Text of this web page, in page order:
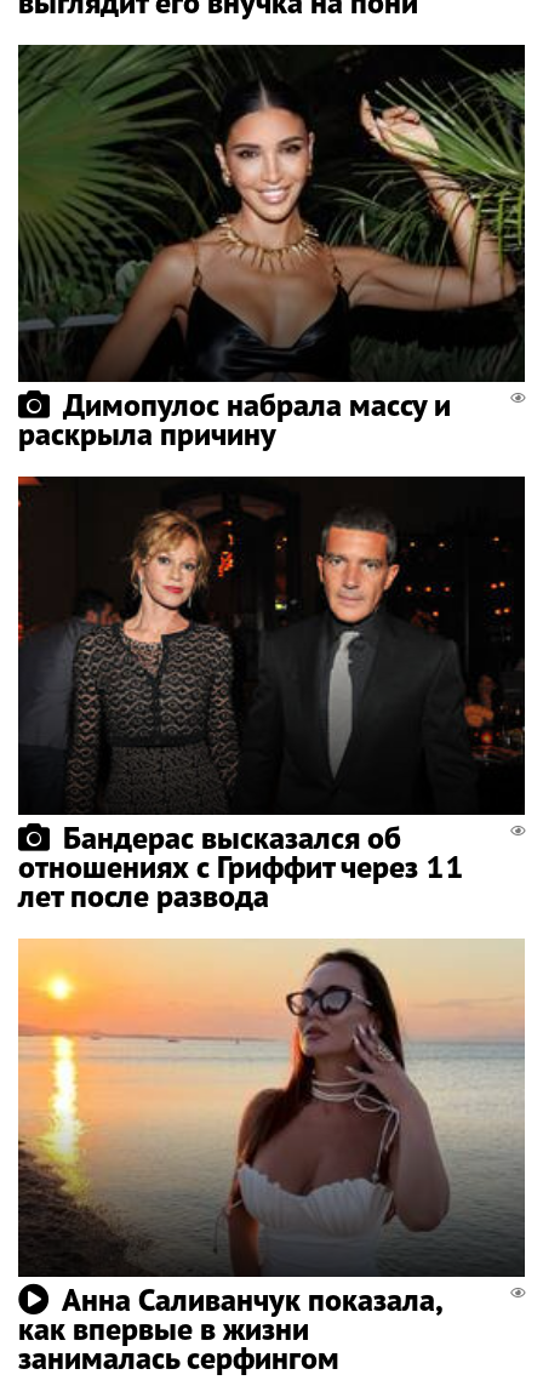
Димопулос набрала массу и
раскрыла причину
Бандерас высказался об
отношениях с Гриффит через 11
лет после развода
Анна Саливанчук показала,
как впервые в жизни
занималась серфингом